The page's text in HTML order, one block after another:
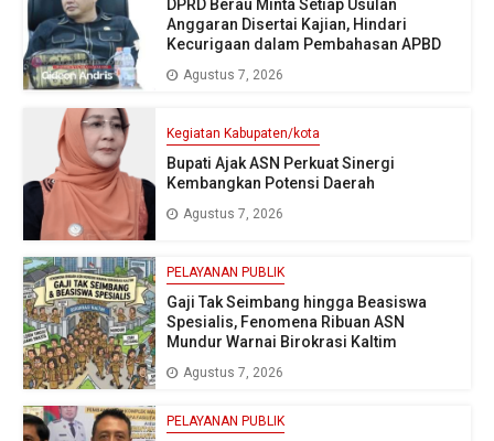
DPRD Berau Minta Setiap Usulan
Anggaran Disertai Kajian, Hindari
Kecurigaan dalam Pembahasan APBD
Agustus 7, 2026
Kegiatan Kabupaten/kota
Bupati Ajak ASN Perkuat Sinergi
Kembangkan Potensi Daerah
Agustus 7, 2026
PELAYANAN PUBLIK
Gaji Tak Seimbang hingga Beasiswa
Spesialis, Fenomena Ribuan ASN
Mundur Warnai Birokrasi Kaltim
Agustus 7, 2026
PELAYANAN PUBLIK